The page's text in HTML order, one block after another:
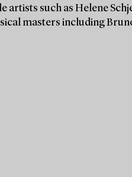
such as Helene
masters including